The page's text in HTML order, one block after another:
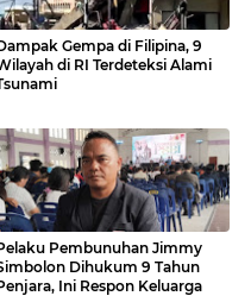
Gempa di Filipina, 9
di RI Terdeteksi Alami
Pembunuhan Jimmy
Dihukum 9 Tahun
Ini Respon Keluarga